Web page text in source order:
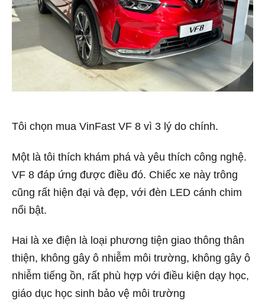
Tôi chọn mua VinFast VF 8 vì 3 lý do chính.
Một là tôi thích khám phá và yêu thích công nghệ.
VF 8 đáp ứng được điều đó. Chiếc xe này trông
cũng rất hiện đại và đẹp, với đèn LED cánh chim
nổi bật.
Hai là xe điện là loại phương tiện giao thông thân
thiện, không gây ô nhiễm môi trường, không gây ô
nhiễm tiếng ồn, rất phù hợp với điều kiện dạy học,
giáo dục học sinh bảo vệ môi trường